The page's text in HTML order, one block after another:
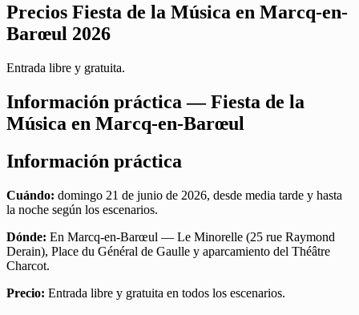
Precios Fiesta de la Música en Marcq-en-
Barœul 2026
Entrada libre y gratuita.
Información práctica — Fiesta de la
Música en Marcq-en-Barœul
Información práctica
Cuándo: domingo 21 de junio de 2026, desde media tarde y hasta
la noche según los escenarios.
Dónde: En Marcq-en-Barœul — Le Minorelle (25 rue Raymond
Derain), Place du Général de Gaulle y aparcamiento del Théâtre
Charcot.
Precio: Entrada libre y gratuita en todos los escenarios.